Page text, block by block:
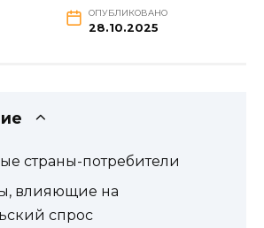
ОПУБЛИКОВАНО
28.10.2025
страны-потребители
влияющие на
спрос